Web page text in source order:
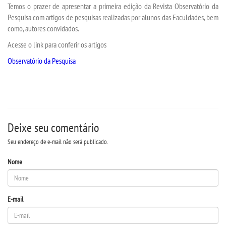
INSCREVA-SE
TRANSFERÊNCIA
EDITAL
Temos o prazer de apresentar a primeira edição da Revista Observatório da
Pesquisa com artigos de pesquisas realizadas por alunos das Faculdades, bem
como, autores convidados.
Acesse o link para conferir os artigos
Observatório da Pesquisa
Deixe seu comentário
Seu endereço de e-mail não será publicado.
Nome
E-mail